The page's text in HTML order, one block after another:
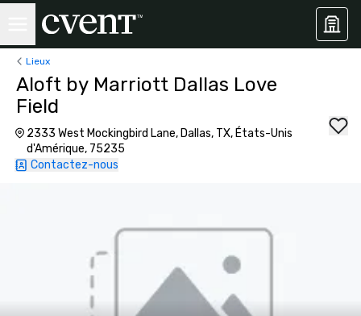
Lieux
Aloft by Marriott Dallas Love
Field
2333 West Mockingbird Lane, Dallas, TX, États-Unis
d'Amérique, 75235
Contactez-nous